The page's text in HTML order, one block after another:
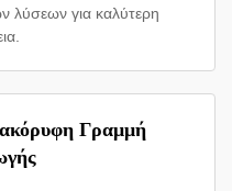
λύσεων για καλύτερη
Γραμμή